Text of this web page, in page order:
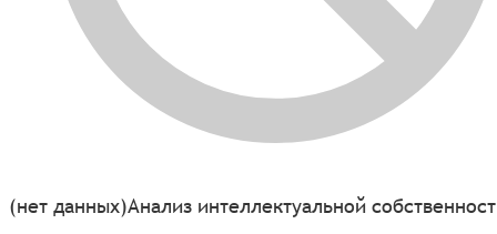
(нет данных)Анализ интеллектуальной